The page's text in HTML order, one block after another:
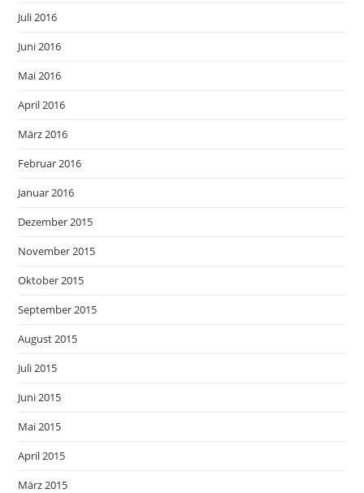
Juli 2016
Juni 2016
Mai 2016
April 2016
März 2016
Februar 2016
Januar 2016
Dezember 2015
November 2015
Oktober 2015
September 2015
August 2015
Juli 2015
Juni 2015
Mai 2015
April 2015
März 2015